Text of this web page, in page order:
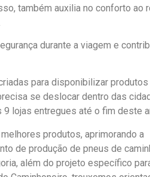
também auxilia no conforto ao
durante a viagem e
para disponibilizar produtos
se deslocar dentro das
lojas entregues até o fim deste
produtos, aprimorando a
de produção de pneus de
além do projeto específico